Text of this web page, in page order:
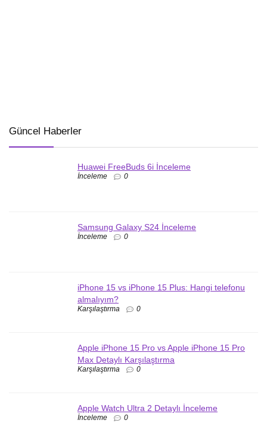
Güncel Haberler
Huawei FreeBuds 6i İnceleme
İnceleme 0
Samsung Galaxy S24 İnceleme
İnceleme 0
iPhone 15 vs iPhone 15 Plus: Hangi telefonu
almalıyım?
Karşılaştırma 0
Apple iPhone 15 Pro vs Apple iPhone 15 Pro
Max Detaylı Karşılaştırma
Karşılaştırma 0
Apple Watch Ultra 2 Detaylı İnceleme
İnceleme 0